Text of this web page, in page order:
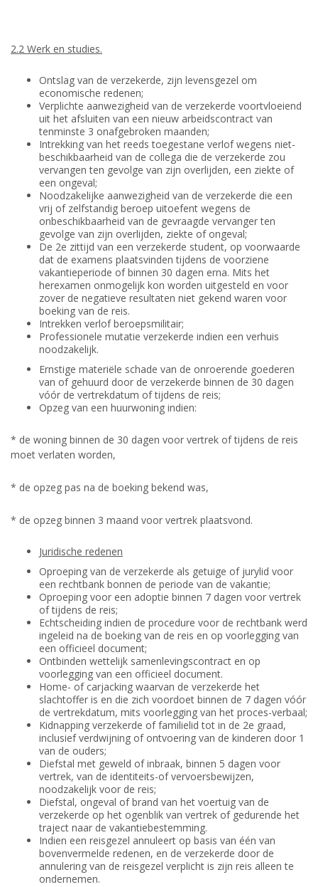
2.2 Werk en studies.
Ontslag van de verzekerde, zijn levensgezel om
economische redenen;
Verplichte aanwezigheid van de verzekerde voortvloeiend
uit het afsluiten van een nieuw arbeidscontract van
tenminste 3 onafgebroken maanden;
Intrekking van het reeds toegestane verlof wegens niet-
beschikbaarheid van de collega die de verzekerde zou
vervangen ten gevolge van zijn overlijden, een ziekte of
een ongeval;
Noodzakelijke aanwezigheid van de verzekerde die een
vrij of zelfstandig beroep uitoefent wegens de
onbeschikbaarheid van de gevraagde vervanger ten
gevolge van zijn overlijden, ziekte of ongeval;
De 2e zittijd van een verzekerde student, op voorwaarde
dat de examens plaatsvinden tijdens de voorziene
vakantieperiode of binnen 30 dagen erna. Mits het
herexamen onmogelijk kon worden uitgesteld en voor
zover de negatieve resultaten niet gekend waren voor
boeking van de reis.
Intrekken verlof beroepsmilitair;
Professionele mutatie verzekerde indien een verhuis
noodzakelijk.
Ernstige materiële schade van de onroerende goederen
van of gehuurd door de verzekerde binnen de 30 dagen
vóór de vertrekdatum of tijdens de reis;
Opzeg van een huurwoning indien:
* de woning binnen de 30 dagen voor vertrek of tijdens de reis
moet verlaten worden,
* de opzeg pas na de boeking bekend was,
* de opzeg binnen 3 maand voor vertrek plaatsvond.
Juridische redenen
Oproeping van de verzekerde als getuige of jurylid voor
een rechtbank bonnen de periode van de vakantie;
Oproeping voor een adoptie binnen 7 dagen voor vertrek
of tijdens de reis;
Echtscheiding indien de procedure voor de rechtbank werd
ingeleid na de boeking van de reis en op voorlegging van
een officieel document;
Ontbinden wettelijk samenlevingscontract en op
voorlegging van een officieel document.
Home- of carjacking waarvan de verzekerde het
slachtoffer is en die zich voordoet binnen de 7 dagen vóór
de vertrekdatum, mits voorlegging van het proces-verbaal;
Kidnapping verzekerde of familielid tot in de 2e graad,
inclusief verdwijning of ontvoering van de kinderen door 1
van de ouders;
Diefstal met geweld of inbraak, binnen 5 dagen voor
vertrek, van de identiteits-of vervoersbewijzen,
noodzakelijk voor de reis;
Diefstal, ongeval of brand van het voertuig van de
verzekerde op het ogenblik van vertrek of gedurende het
traject naar de vakantiebestemming.
Indien een reisgezel annuleert op basis van één van
bovenvermelde redenen, en de verzekerde door de
annulering van de reisgezel verplicht is zijn reis alleen te
ondernemen.